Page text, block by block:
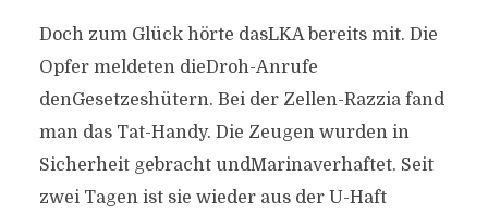
Doch zum Glück hörte dasLKA bereits mit. Die
Opfer meldeten dieDroh-Anrufe
denGesetzeshütern. Bei der Zellen-Razzia fand
man das Tat-Handy. Die Zeugen wurden in
Sicherheit gebracht undMarinaverhaftet. Seit
zwei Tagen ist sie wieder aus der U-Haft